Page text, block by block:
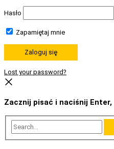
Hasło
Zapamiętaj mnie
Lost your password?
Zacznij pisać i naciśnij Enter,